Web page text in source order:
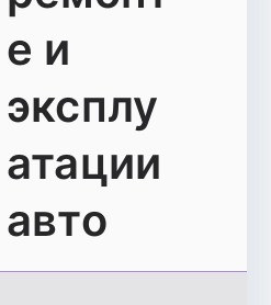
е и
эксплу
атации
авто